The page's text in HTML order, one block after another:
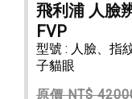
飛利浦 人臉
FVP
型號 : 人臉、指
子貓眼
原價 NT$